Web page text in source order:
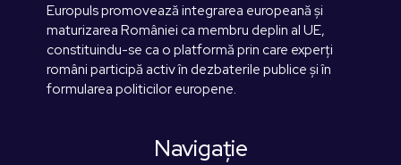
Europuls promovează integrarea europeană și
maturizarea României ca membru deplin al UE,
constituindu-se ca o platformă prin care experți
români participă activ în dezbaterile publice și în
formularea politicilor europene.
Navigaţie